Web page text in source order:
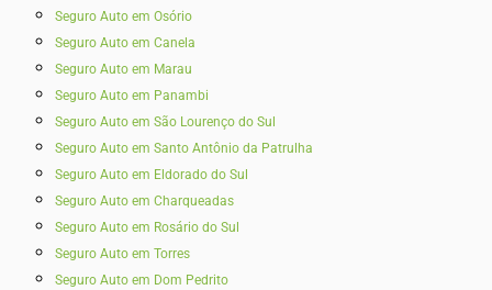
Seguro Auto em Osório
Seguro Auto em Canela
Seguro Auto em Marau
Seguro Auto em Panambi
Seguro Auto em São Lourenço do Sul
Seguro Auto em Santo Antônio da Patrulha
Seguro Auto em Eldorado do Sul
Seguro Auto em Charqueadas
Seguro Auto em Rosário do Sul
Seguro Auto em Torres
Seguro Auto em Dom Pedrito